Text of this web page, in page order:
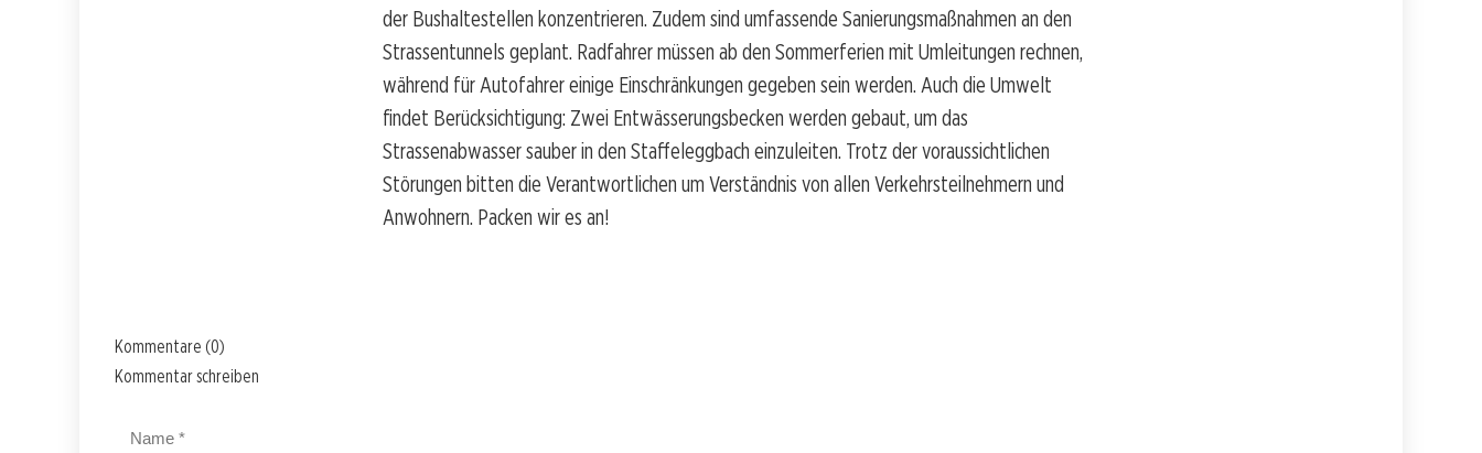
der Bushaltestellen konzentrieren. Zudem sind umfassende Sanierungsmaßnahmen an den
Strassentunnels geplant. Radfahrer müssen ab den Sommerferien mit Umleitungen rechnen,
während für Autofahrer einige Einschränkungen gegeben sein werden. Auch die Umwelt
findet Berücksichtigung: Zwei Entwässerungsbecken werden gebaut, um das
Strassenabwasser sauber in den Staffeleggbach einzuleiten. Trotz der voraussichtlichen
Störungen bitten die Verantwortlichen um Verständnis von allen Verkehrsteilnehmern und
Anwohnern. Packen wir es an!
Kommentare (0)
Kommentar schreiben